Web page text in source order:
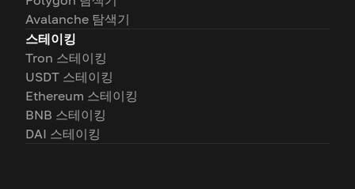
Avalanche 탐색기
스테이킹
Tron 스테이킹
USDT 스테이킹
Ethereum 스테이킹
BNB 스테이킹
DAI 스테이킹